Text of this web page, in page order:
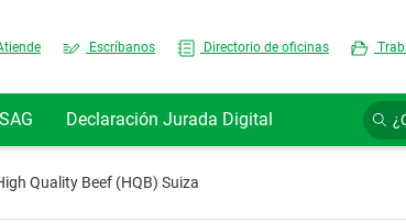
Escríbanos Directorio de oficinas
Declaración Jurada Digital
Quality Beef (HQB) Suiza